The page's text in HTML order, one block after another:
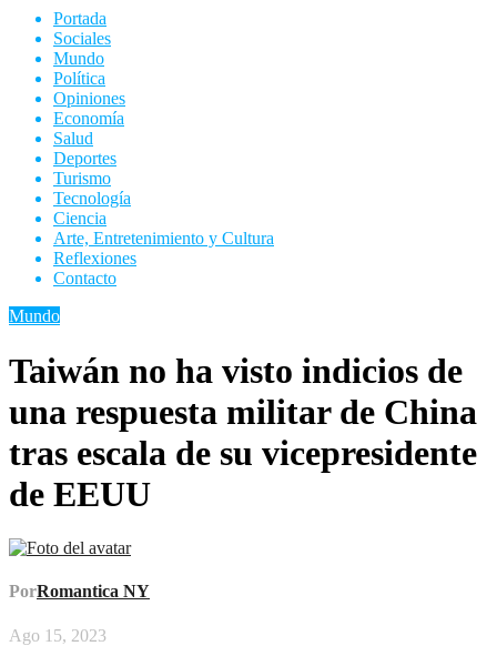
Portada
Sociales
Mundo
Política
Opiniones
Economía
Salud
Deportes
Turismo
Tecnología
Ciencia
Arte, Entretenimiento y Cultura
Reflexiones
Contacto
Mundo
Taiwán no ha visto indicios de
una respuesta militar de China
tras escala de su vicepresidente
de EEUU
PorRomantica NY
Ago 15, 2023